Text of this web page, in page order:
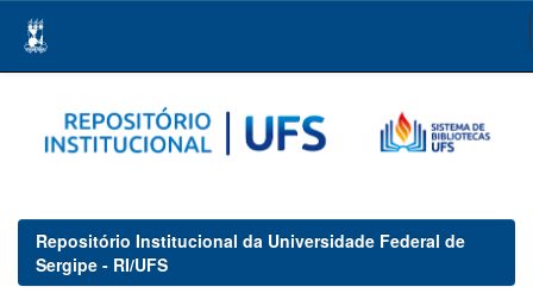
navigation
Repositório Institucional da Universidade Federal de
Sergipe - RI/UFS